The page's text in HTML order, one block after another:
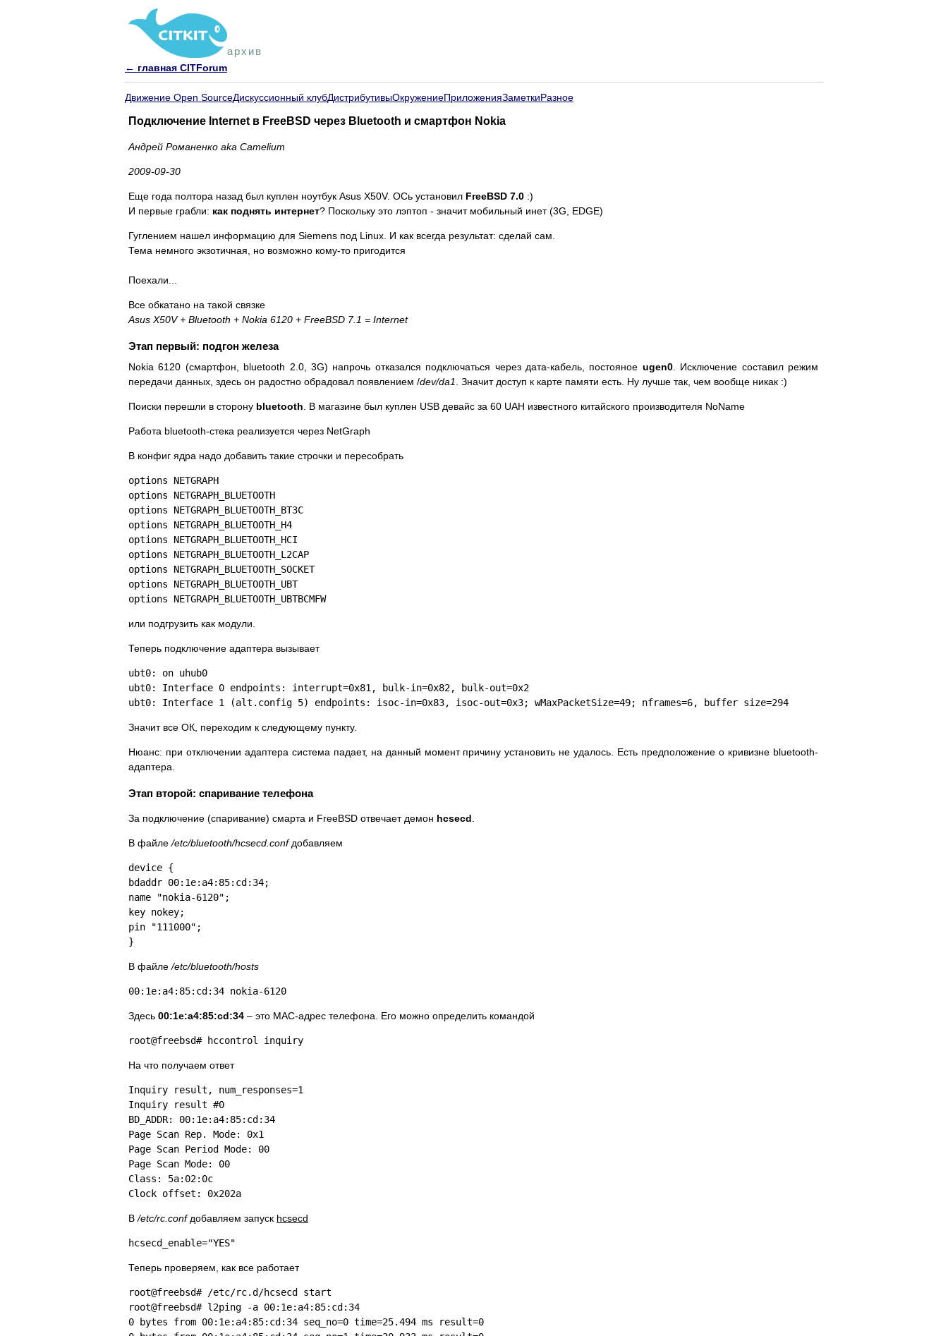
архив
← главная CITForum
Движение Open SourceДискуссионный клубДистрибутивыОкружениеПриложенияЗаметкиРазное
Подключение Internet в FreeBSD через Bluetooth и смартфон Nokia
Андрей Романенко aka Camelium
2009-09-30
Еще года полтора назад был куплен ноутбук Asus X50V. ОСь установил FreeBSD 7.0 :)
И первые грабли: как поднять интернет? Поскольку это лэптоп - значит мобильный инет (3G, EDGE)
Гуглением нашел информацию для Siemens под Linux. И как всегда результат: сделай сам.
Тема немного экзотичная, но возможно кому-то пригодится
Поехали...
Все обкатано на такой связке
Asus X50V + Bluetooth + Nokia 6120 + FreeBSD 7.1 = Internet
Этап первый: подгон железа
Nokia 6120 (смартфон, bluetooth 2.0, 3G) напрочь отказался подключаться через дата-кабель, постояное ugen0. Исключение составил режим
передачи данных, здесь он радостно обрадовал появлением /dev/da1 . Значит доступ к карте памяти есть. Ну лучше так, чем вообще никак :)
Поиски перешли в сторону bluetooth . В магазине был куплен USB девайс за 60 UAH известного китайского производителя NoName
Работа bluetooth-стека реализуется через NetGraph
В конфиг ядра надо добавить такие строчки и пересобрать
options NETGRAPH
options NETGRAPH_BLUETOOTH
options NETGRAPH_BLUETOOTH_BT3C
options NETGRAPH_BLUETOOTH_H4
options NETGRAPH_BLUETOOTH_HCI
options NETGRAPH_BLUETOOTH_L2CAP
options NETGRAPH_BLUETOOTH_SOCKET
options NETGRAPH_BLUETOOTH_UBT
options NETGRAPH_BLUETOOTH_UBTBCMFW
или подгрузить как модули.
Теперь подключение адаптера вызывает
ubt0: on uhub0
ubt0: Interface 0 endpoints: interrupt=0x81, bulk-in=0x82, bulk-out=0x2
ubt0: Interface 1 (alt.config 5) endpoints: isoc-in=0x83, isoc-out=0x3; wMaxPacketSize=49; nframes=6, buffer size=294
Значит все ОК, переходим к следующему пункту.
Нюанс: при отключении адаптера система падает, на данный момент причину установить не удалось. Есть предположение о кривизне bluetooth-
адаптера.
Этап второй: спаривание телефона
За подключение (спаривание) смарта и FreeBSD отвечает демон hcsecd
В файле/etc/bluetooth/hcsecd.confдобавляем
device {
bdaddr 00:1e:a4:85:cd:34;
name "nokia-6120";
key nokey;
pin "111000";
}
В файле/etc/bluetooth/hosts
00:1e:a4:85:cd:34 nokia-6120
Здесь 00:1e:a4:85:cd:34 – это MAC-адрес телефона. Его можно определить командой
root@freebsd# hccontrol inquiry
На что получаем ответ
Inquiry result, num_responses=1
Inquiry result #0
BD_ADDR: 00:1e:a4:85:cd:34
Page Scan Rep. Mode: 0x1
Page Scan Period Mode: 00
Page Scan Mode: 00
Class: 5a:02:0c
Clock offset: 0x202a
В/etc/rc.confдобавляем запуск hcsecd
hcsecd_enable="YES"
Теперь проверяем, как все работает
root@freebsd# /etc/rc.d/hcsecd start
root@freebsd# l2ping -a 00:1e:a4:85:cd:34
0 bytes from 00:1e:a4:85:cd:34 seq_no=0 time=25.494 ms result=0